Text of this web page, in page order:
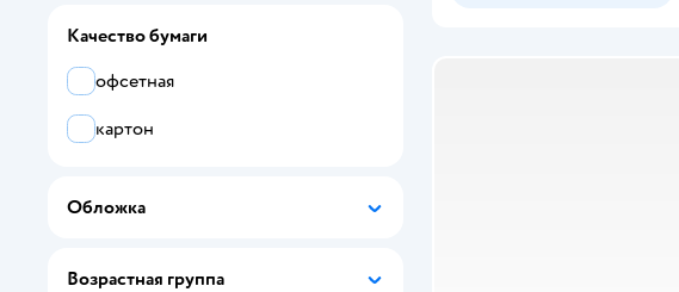
Bambinic
BHV
Clever
doJoy
Качество бумаги
офсетная
картон
Обложка
Возрастная группа